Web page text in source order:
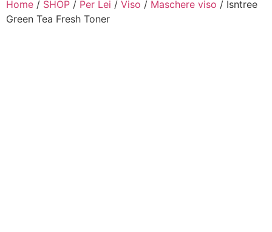
Home / SHOP / Per Lei / Viso / Maschere viso / Isntree
Green Tea Fresh Toner